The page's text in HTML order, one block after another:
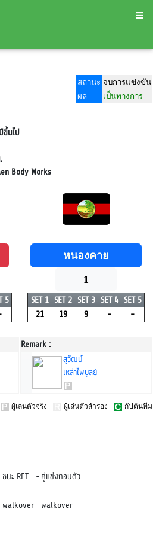
สถานะ จบการแข่งขัน
ผล
เป็นทางการ
ขึ้นไป
Body Works
5
หนองคาย
1
SET 1 SET 2 SET 3 SET 4 SET 5
21
19 9 - -
Remark :
สุวัฒน์
เหล่าไพบูลย์
ผู้เล่นตัวจริง ผู้เล่นตัวสำรอง กัปตันทีม
ชนะ RET -คู่แข่งถอนตัว
walkover-walkover